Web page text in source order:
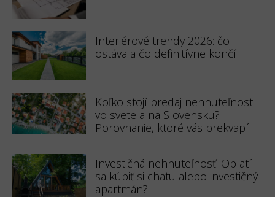
Interiérové trendy 2026: čo
ostáva a čo definitívne končí
Koľko stojí predaj nehnuteľnosti
vo svete a na Slovensku?
Porovnanie, ktoré vás prekvapí
Investičná nehnuteľnosť: Oplatí
sa kúpiť si chatu alebo investičný
apartmán?